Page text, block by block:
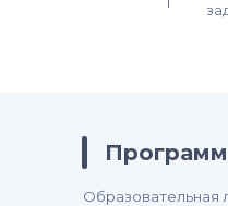
Образовательная